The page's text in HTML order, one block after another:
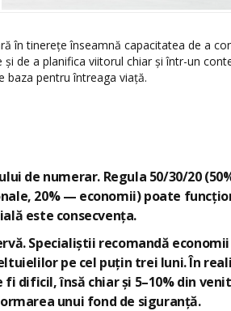
în tinerețe înseamnă capacitatea de a
și de a planifica viitorul chiar și într-un
baza pentru întreaga viață.
de numerar. Regula 50/30/20
20% — economii) poate
este consecvența.
Specialiștii recomandă
pe cel puțin trei luni. În
dificil, însă chiar și 5–10% din
unui fond de siguranță.